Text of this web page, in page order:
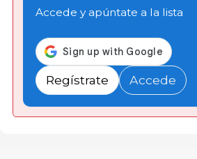
Accede y apúntate a la lista
Regístrate Accede